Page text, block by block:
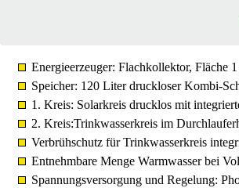
Energieerzeuger: Flachkollektor, Fläche 1
Speicher: 120 Liter druckloser Kombi-
1. Kreis: Solarkreis drucklos mit
2. Kreis:Trinkwasserkreis im
Verbrühschutz für Trinkwasserkreis
Entnehmbare Menge Warmwasser bei
Spannungsversorgung und Regelung: